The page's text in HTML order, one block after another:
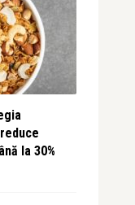
la 30%